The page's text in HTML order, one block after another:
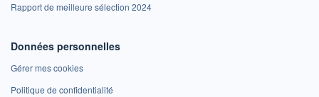
Rapport de meilleure sélection 2024
Données personnelles
Gérer mes cookies
Politique de confidentialité